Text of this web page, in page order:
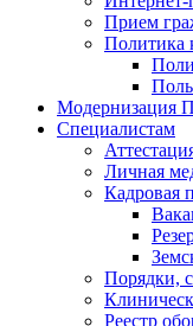
Прием
Политика
Модернизация
Специалистам
Личная
Кадровая
Порядки,
Реестр